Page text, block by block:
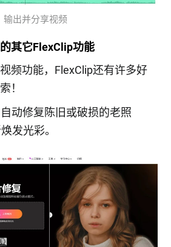
输出并分享视频
其它FlexClip功能
频功能，FlexClip还有许多好
！
自动修复陈旧或破损的老照
发光彩。